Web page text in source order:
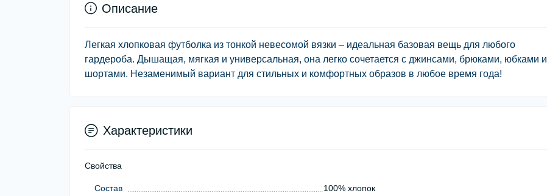
Описание
Легкая хлопковая футболка из тонкой невесомой вязки – идеальная базовая вещь для любого
гардероба. Дышащая, мягкая и универсальная, она легко сочетается с джинсами, брюками, юбками и
шортами. Незаменимый вариант для стильных и комфортных образов в любое время года!
Характеристики
Свойства
Состав 100% хлопок